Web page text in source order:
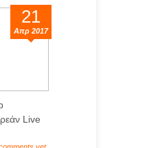
21
Απρ 2017
Live